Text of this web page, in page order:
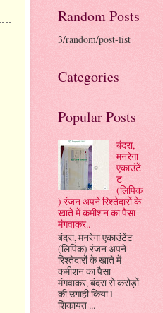
Random Posts
3/random/post-list
Categories
Popular Posts
बंदरा,
मनरेगा
एकाउंटें
ट
(लिपिक
) रंजन अपने रिश्तेदारों के
खाते में कमीशन का पैसा
मंगवाकर..
बंदरा, मनरेगा एकाउंटेंट
(लिपिक) रंजन अपने
रिश्तेदारों के खाते में
कमीशन का पैसा
मंगवाकर, बंदरा से करोड़ों
की उगाही किया l
शिकायत ...